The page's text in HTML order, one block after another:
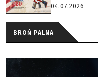
04.07.2026
BROŃ PALNA